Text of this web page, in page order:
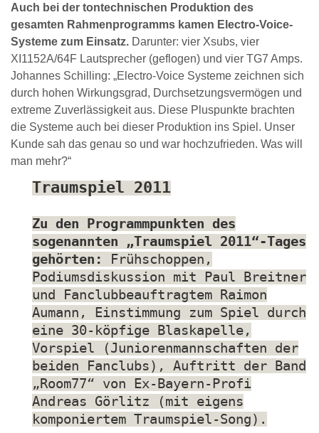
Auch bei der tontechnischen Produktion des
gesamten Rahmenprogramms kamen Electro-Voice-
Systeme zum Einsatz. Darunter: vier Xsubs, vier
XI1152A/64F Lautsprecher (geflogen) und vier TG7 Amps.
Johannes Schilling: „Electro-Voice Systeme zeichnen sich
durch hohen Wirkungsgrad, Durchsetzungsvermögen und
extreme Zuverlässigkeit aus. Diese Pluspunkte brachten
die Systeme auch bei dieser Produktion ins Spiel. Unser
Kunde sah das genau so und war hochzufrieden. Was will
man mehr?“
Traumspiel 2011
Zu den Programmpunkten des
sogenannten „Traumspiel 2011“-Tages
gehörten:
Frühschoppen,
Podiumsdiskussion mit Paul Breitner
und Fanclubbeauftragtem Raimon
Aumann, Einstimmung zum Spiel durch
eine 30-köpfige Blaskapelle,
Vorspiel (Juniorenmannschaften der
beiden Fanclubs), Auftritt der Band
„Room77“ von Ex-Bayern-Profi
Andreas Görlitz (mit eigens
komponiertem Traumspiel-Song).